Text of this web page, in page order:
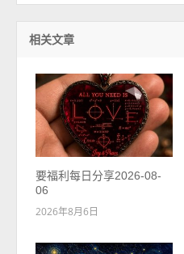
相关文章
要福利每日分享2026-08-
06
2026年8月6日